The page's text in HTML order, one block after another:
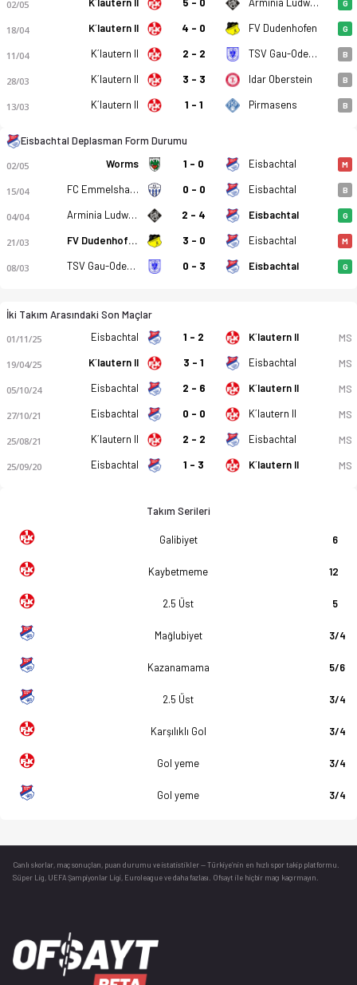
Kaiserslautern II - SF Eisbachtal 2-1 bitti. Gol anları,
02/05 G
18/04 K´lautern II 4 - 0 FV Dudenhofen G
11/04 K´lautern II 2 - 2 TSV Gau-Odernheim B
28/03 K´lautern II 3 - 3 Idar Oberstein B
13/03 K´lautern II 1 - 1 Pirmasens B
Eisbachtal Deplasman Form Durumu
02/05 Worms 1 - 0 Eisbachtal M
15/04 FC Emmelshausen-Karbach 0 - 0 Eisbachtal B
04/04 Arminia Ludwigshafen 2 - 4 Eisbachtal G
21/03 FV Dudenhofen 3 - 0 Eisbachtal M
08/03 TSV Gau-Odernheim 0 - 3 Eisbachtal G
İki Takım Arasındaki Son Maçlar
01/11/25 Eisbachtal 1 - 2 K´lautern II MS
19/04/25 K´lautern II 3 - 1 Eisbachtal MS
05/10/24 Eisbachtal 2 - 6 K´lautern II MS
27/10/21 Eisbachtal 0 - 0 K´lautern II MS
25/08/21 K´lautern II 2 - 2 Eisbachtal MS
25/09/20 Eisbachtal 1 - 3 K´lautern II MS
Takım Serileri
Galibiyet 6
Kaybetmeme 12
2.5 Üst 5
Mağlubiyet 3/4
Kazanamama 5/6
2.5 Üst 3/4
Karşılıklı Gol 3/4
Gol yeme 3/4
Gol yeme 3/4
Canlı skorlar , maç sonuçları, puan durumu ve istatistikler — Türkiye’nin en hızlı spor takip platformu.
Süper Lig, UEFA Şampiyonlar Ligi, Euroleague ve daha fazlası. Ofsayt ile hiçbir maçı kaçırmayın.